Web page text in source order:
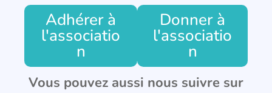
Adhérer à
l'associatio
n
Donner à
l'associatio
n
Vous pouvez aussi nous suivre sur